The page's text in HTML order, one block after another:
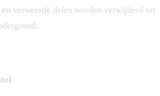
en verweerde delen worden verwijderd tot